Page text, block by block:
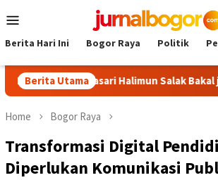
to
Menu
Berita Hari Ini Bogor Raya Politik
Berita Utama
Halimun Salak Bakal jadi Agenda
Home Bogor Raya
Transformasi Digital
Diperlukan Komunikasi